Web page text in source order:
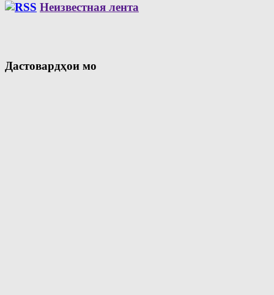
Неизвестная лента
Дастовардҳои мо